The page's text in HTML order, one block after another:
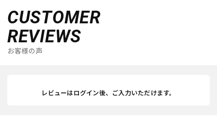
CUSTOMER
REVIEWS
お客様の声
レビューはログイン後、ご入力いただけます。